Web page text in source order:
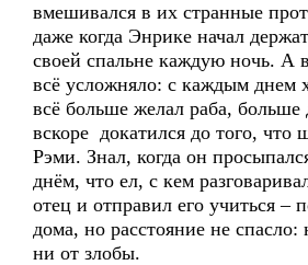
вмешивался в их странные
даже когда Энрике начал
своей спальне каждую ночь. А
всё усложняло: с каждым днем
всё больше желал раба,
вскоре докатился до того, что
Рэми. Знал, когда он
днём, что ел, с кем
отец и отправил его учиться –
дома, но расстояние не спасло:
ни от злобы.